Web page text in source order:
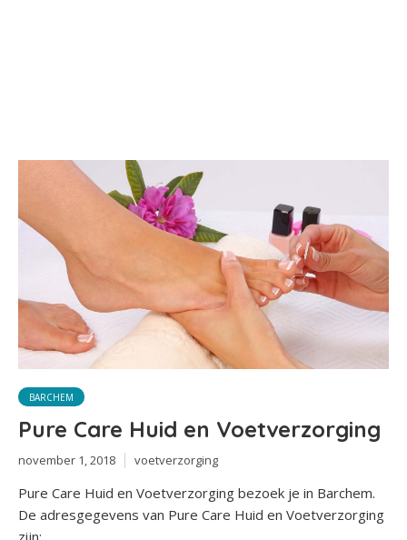
BARCHEM
Pure Care Huid en Voetverzorging
november 1, 2018 voetverzorging
Pure Care Huid en Voetverzorging bezoek je in Barchem.
De adresgegevens van Pure Care Huid en Voetverzorging